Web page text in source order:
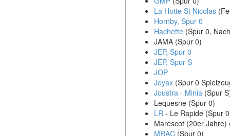
La Hotte St Nicolas
Hornby, Spur 0
Hachette (Spur 0,
JAMA (Spur 0)
JEP, Spur 0
JEP, Spur S
JOP
Joyax (Spur 0
Joustra - Minia (Spur
Lequesne (Spur 0)
LR - Le Rapide (Spur
Marescot (20er
MRAC (Spur 0)